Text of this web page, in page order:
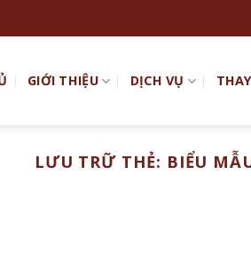
GIỚI THIỆU DỊCH VỤ
LƯU TRỮ THẺ: BIỂU